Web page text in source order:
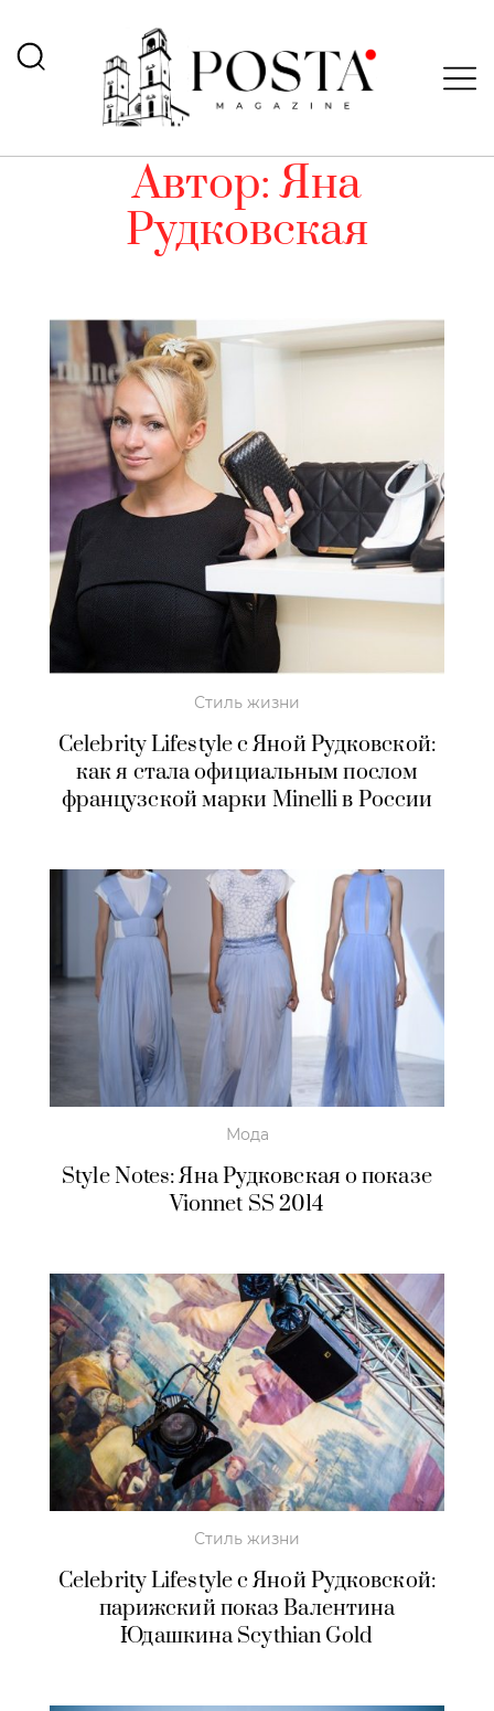
Автор:Яна
Рудковская
Стиль жизни
Celebrity Lifestyle с Яной Рудковской:
как я стала официальным послом
французской марки Minelli в России
Мода
Style Notes: Яна Рудковская о показе
Vionnet SS 2014
Стиль жизни
Сelebrity Lifestyle c Яной Рудковской:
парижский показ Валентина
Юдашкина Scythian Gold